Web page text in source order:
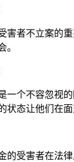
害者不立案的
。
一个不容忽视
状态让他们在
的受害者在法